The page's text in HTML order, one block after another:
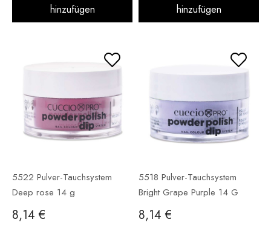
hinzufügen
hinzufügen
5522 Pulver-Tauchsystem
Deep rose 14 g
8,14 €
5518 Pulver-Tauchsystem
Bright Grape Purple 14 G
8,14 €